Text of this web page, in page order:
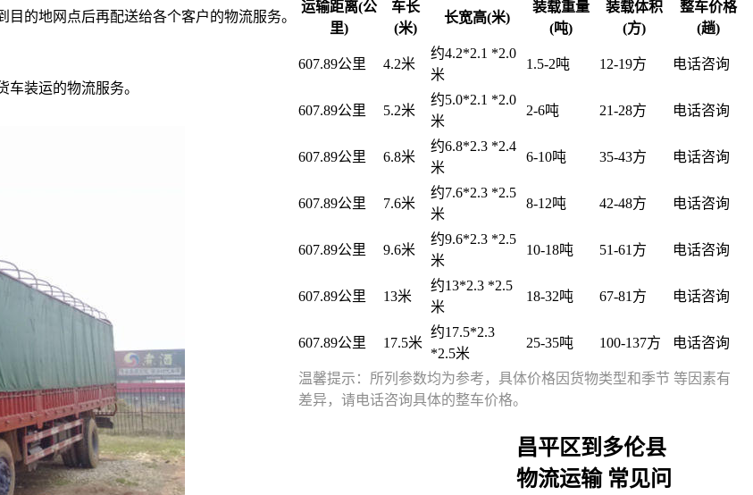
的地网点后再配送给各个客户的物流服务。
装运的物流服务。
运输距离(公
里)
车长
(米)
长宽高(米)
装载重量
(吨)
装载体积
(方)
整车价格
(趟)
607.89公里 4.2米
约4.2*2.1 *2.0
米
1.5-2吨 12-19方 电话咨询
607.89公里 5.2米
约5.0*2.1 *2.0
米
2-6吨 21-28方 电话咨询
607.89公里 6.8米
约6.8*2.3 *2.4
米
6-10吨 35-43方 电话咨询
607.89公里 7.6米
约7.6*2.3 *2.5
米
8-12吨 42-48方 电话咨询
607.89公里 9.6米
约9.6*2.3 *2.5
米
10-18吨 51-61方 电话咨询
607.89公里 13米
约13*2.3 *2.5
米
18-32吨 67-81方 电话咨询
607.89公里 17.5米
约17.5*2.3
*2.5米
25-35吨 100-137方 电话咨询
温馨提示：所列参数均为参考，具体价格因货物类型和季节 等因素有
差异，请电话咨询具体的整车价格。
昌平区到多伦县
物流运输 常见问